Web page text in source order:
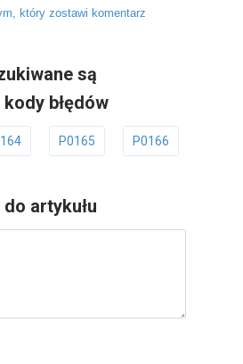
który zostawi komentarz
są
błędów
P0165 P0166
artykułu